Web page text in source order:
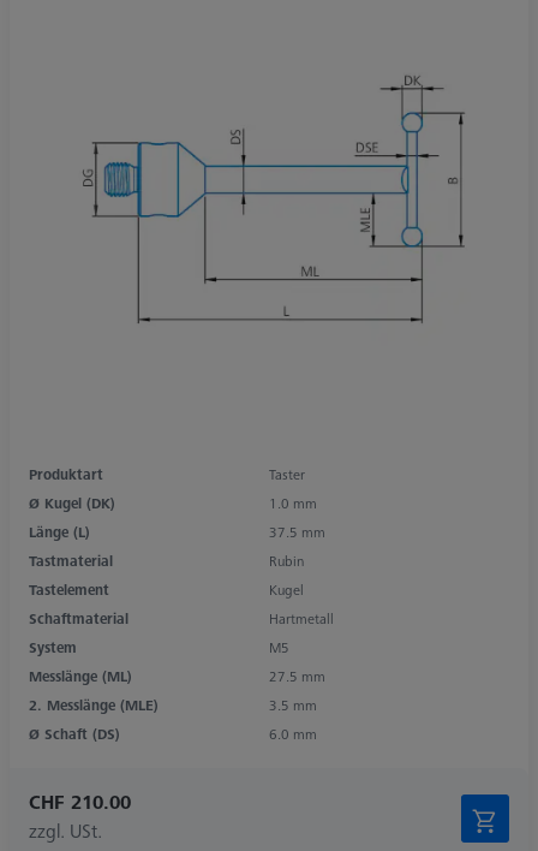
Produktart
Taster
Ø Kugel (DK)
1.0 mm
Länge (L)
37.5 mm
Tastmaterial
Rubin
Tastelement
Kugel
Schaftmaterial
Hartmetall
System
M5
Messlänge (ML)
27.5 mm
2. Messlänge (MLE)
3.5 mm
Ø Schaft (DS)
6.0 mm
CHF 210.00
zzgl. USt.